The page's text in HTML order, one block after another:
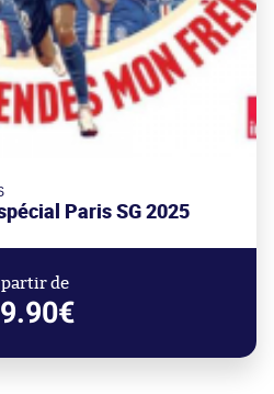
Paris SG 2025
partir de